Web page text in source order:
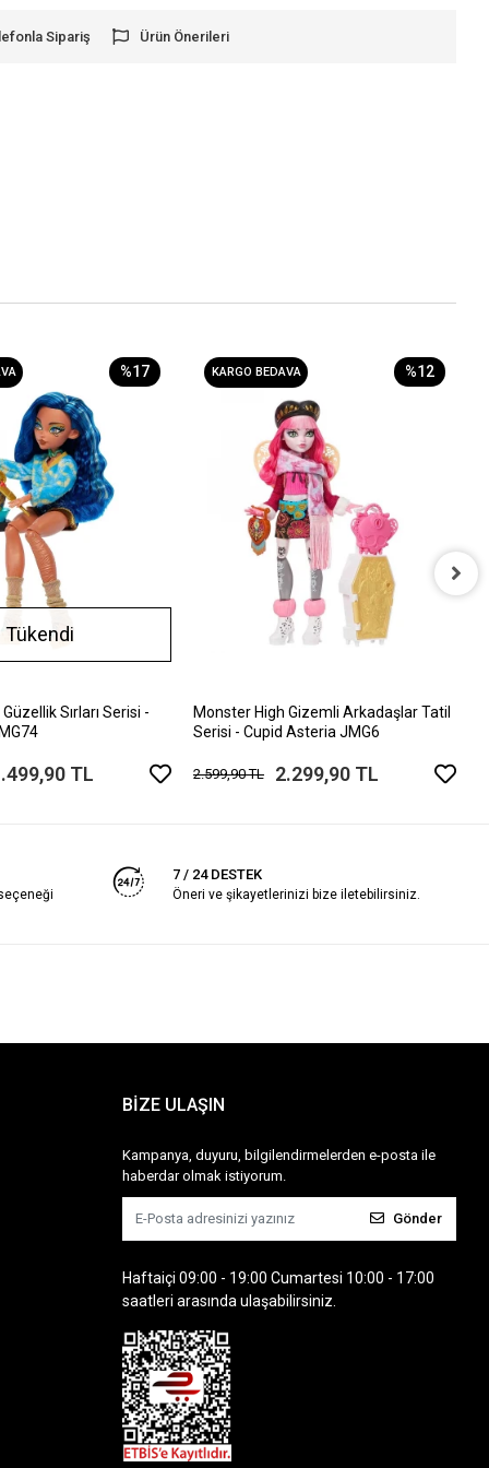
Sipariş Ürün Önerileri
%17
Tükendi
Sırları Serisi -
TL
KARGO BEDAVA %12
Monster High Gizemli Arkadaşlar Tatil
Serisi - Cupid Asteria JMG6
2.599,90 TL 2.299,90 TL
7 / 24 DESTEK
Öneri ve şikayetlerinizi bize iletebilirsiniz.
BİZE ULAŞIN
Kampanya, duyuru, bilgilendirmelerden e-posta ile
haberdar olmak istiyorum.
Gönder
Haftaiçi 09:00 - 19:00 Cumartesi 10:00 - 17:00
saatleri arasında ulaşabilirsiniz.